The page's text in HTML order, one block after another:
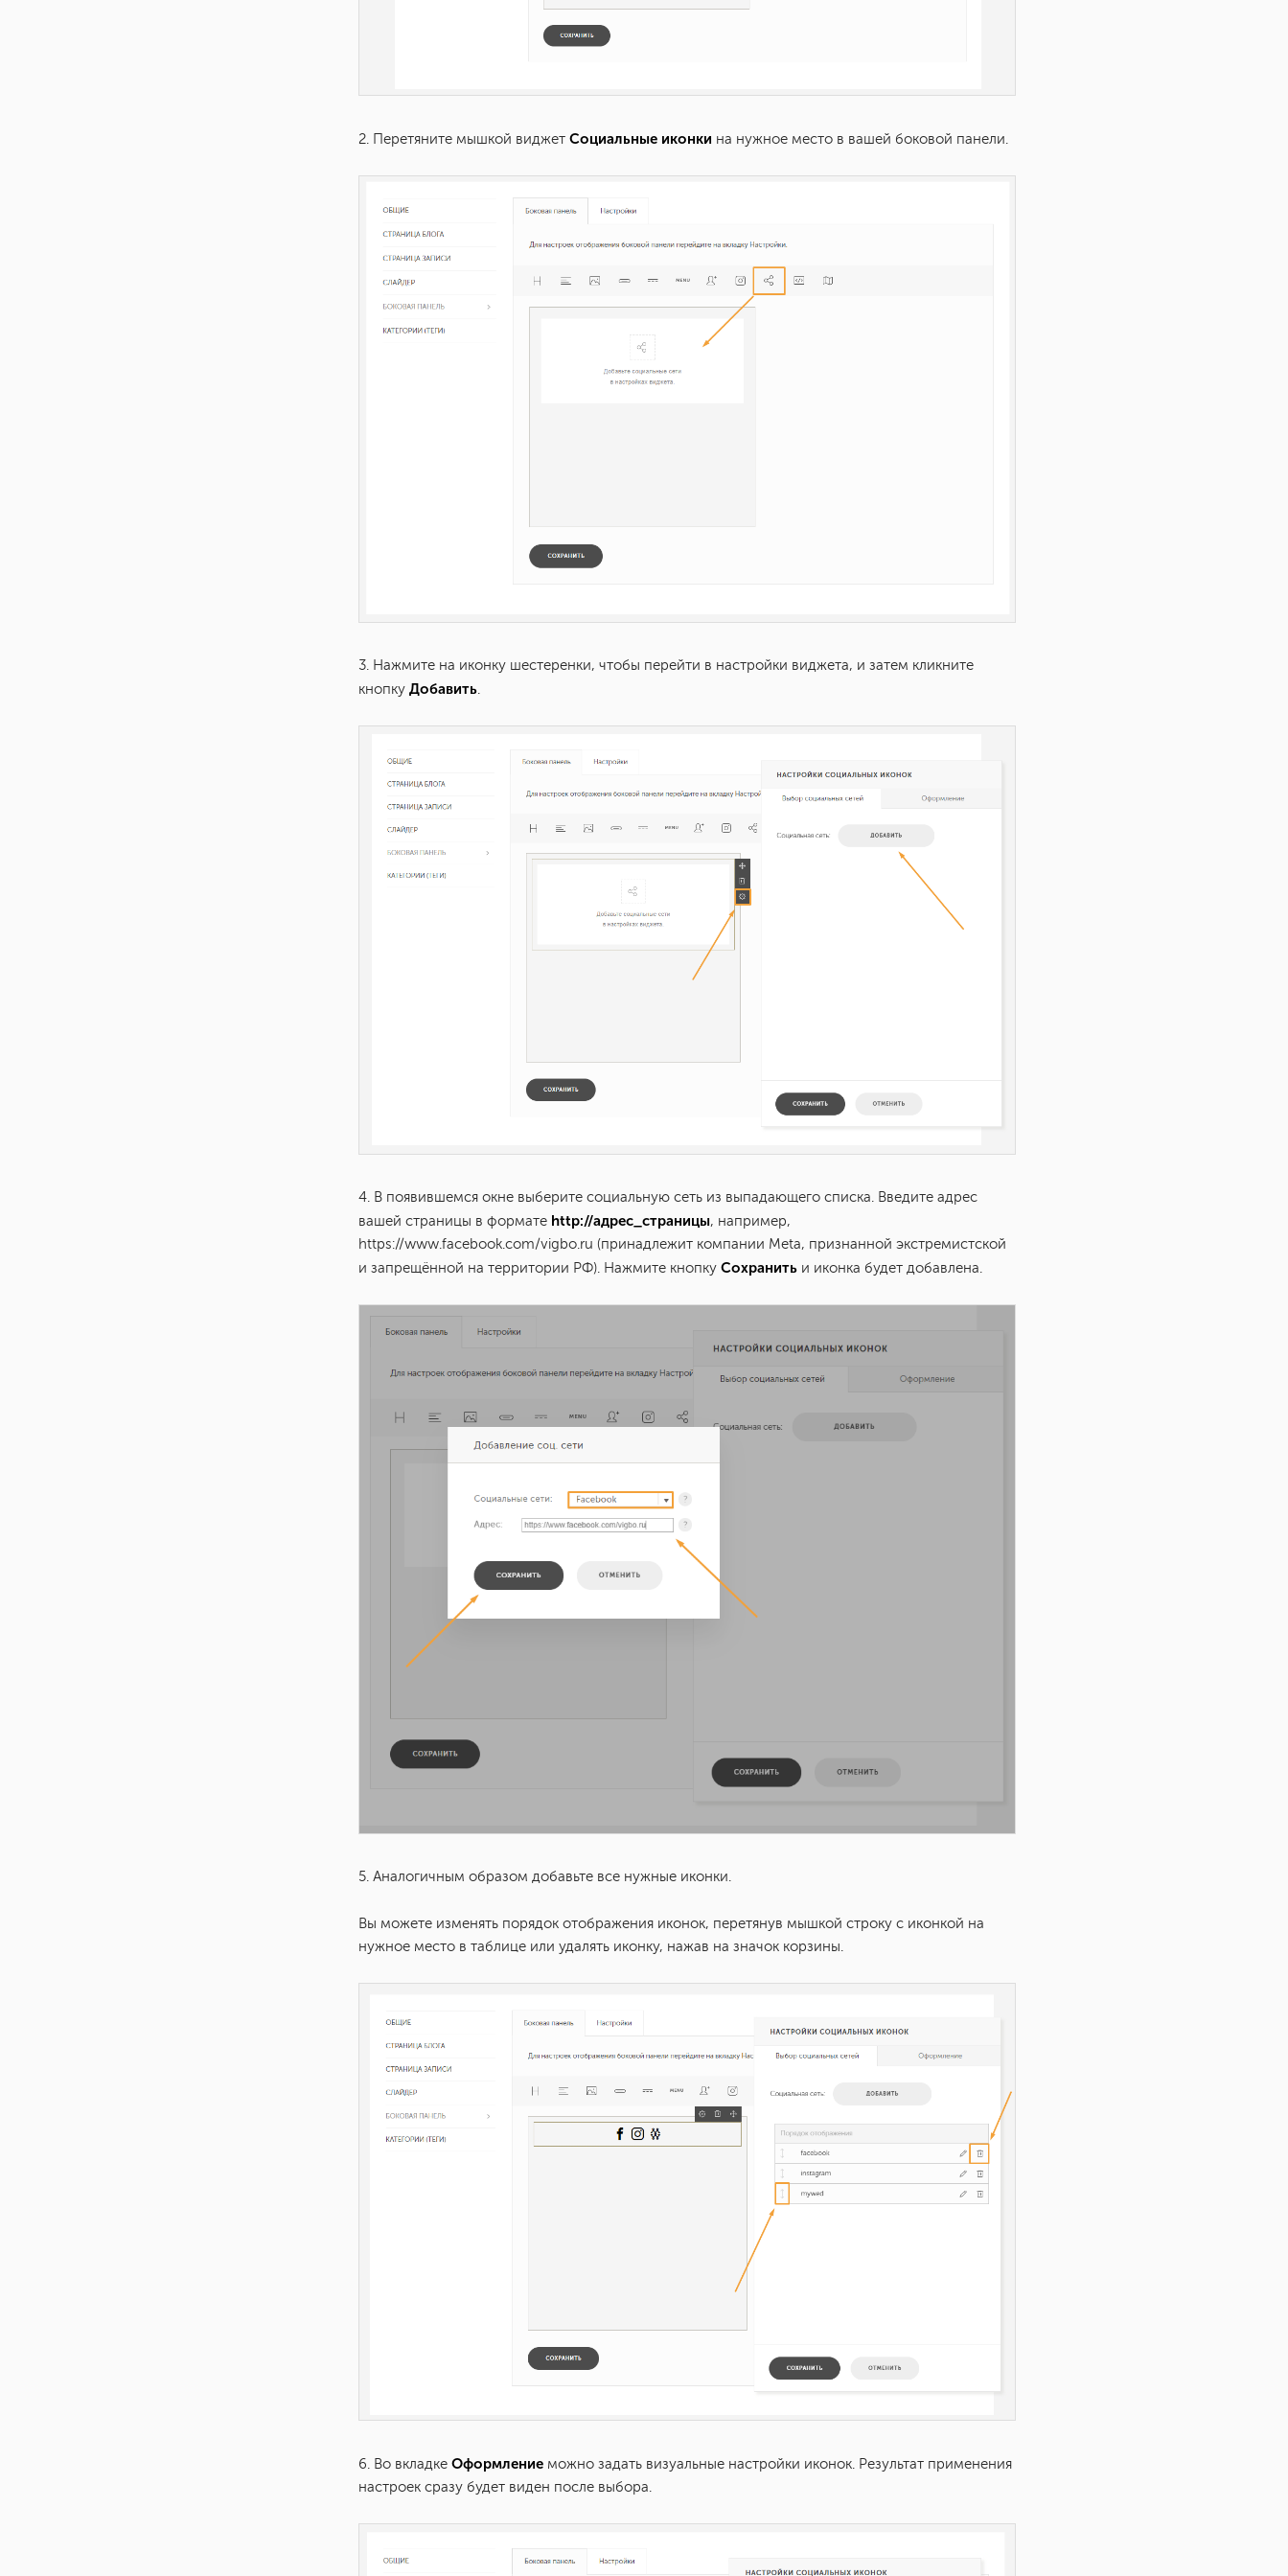
2. Перетяните мышкой виджет Социальные иконки на нужное место в вашей боковой панели.
3. Нажмите на иконку шестеренки, чтобы перейти в настройки виджета, и затем кликните
кнопку Добавить.
4. В появившемся окне выберите социальную сеть из выпадающего списка. Введите адрес
вашей страницы в формате http://адрес_страницы, например,
https://www.facebook.com/vigbo.ru (принадлежит компании Meta, признанной экстремистской
и запрещённой на территории РФ). Нажмите кнопку Сохранить и иконка будет добавлена.
5. Аналогичным образом добавьте все нужные иконки.
Вы можете изменять порядок отображения иконок, перетянув мышкой строку с иконкой на
нужное место в таблице или удалять иконку, нажав на значок корзины.
6. Во вкладке Оформление можно задать визуальные настройки иконок. Результат применения
настроек сразу будет виден после выбора.